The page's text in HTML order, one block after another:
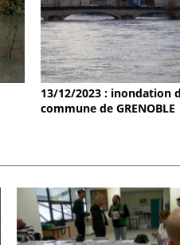
13/12/2023 : inondation
commune de GRENOBLE